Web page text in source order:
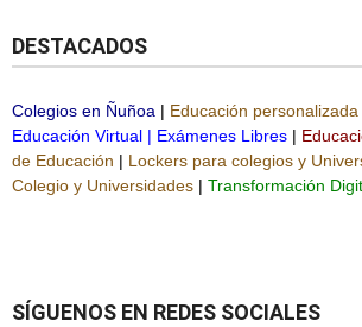
DESTACADOS
Colegios en Ñuñoa | Educación personalizada
Educación Virtual | Exámenes Libres |
de Educación | Lockers para colegios y
Colegio y Universidades | Transformación
SÍGUENOS EN REDES SOCIALES